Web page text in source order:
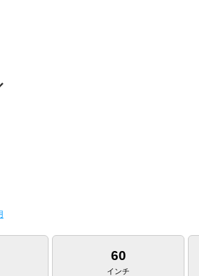
60
インチ